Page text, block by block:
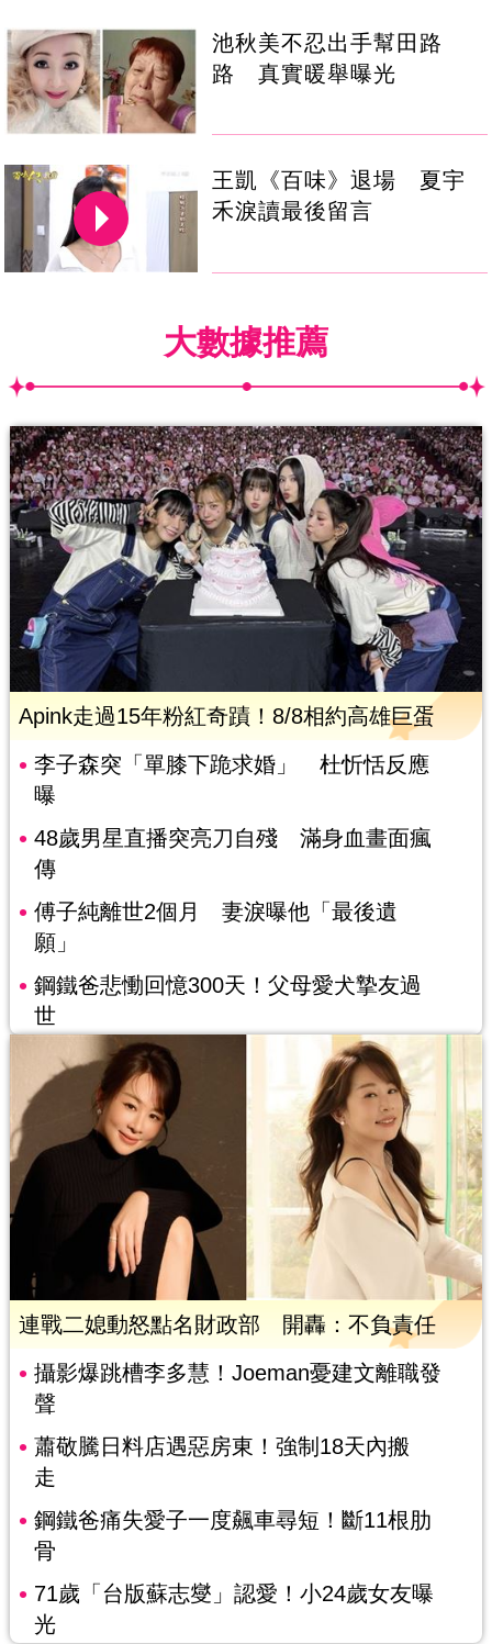
池秋美不忍出手幫田路
路 真實暖舉曝光
王凱《百味》退場 夏宇
禾淚讀最後留言
大數據推薦
Apink走過15年粉紅奇蹟！8/8相約高雄巨蛋
李子森突「單膝下跪求婚」 杜忻恬反應
曝
48歲男星直播突亮刀自殘 滿身血畫面瘋
傳
傅子純離世2個月 妻淚曝他「最後遺
願」
鋼鐵爸悲慟回憶300天！父母愛犬摯友過
世
連戰二媳動怒點名財政部 開轟：不負責任
攝影爆跳槽李多慧！Joeman憂建文離職發
聲
蕭敬騰日料店遇惡房東！強制18天內搬
走
鋼鐵爸痛失愛子一度飆車尋短！斷11根肋
骨
71歲「台版蘇志燮」認愛！小24歲女友曝
光